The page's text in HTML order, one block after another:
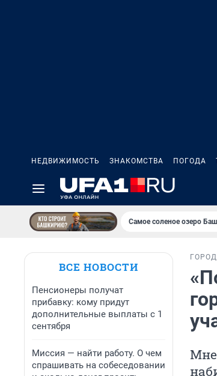
НЕДВИЖИМОСТЬ ЗНАКОМСТВА ПОГОДА
Самое соленое озеро
ВСЕ НОВОСТИ
Пенсионеры получат
прибавку: кому придут
дополнительные выплаты с 1
сентября
Миссия — найти работу. О чем
спрашивать на собеседовании
ГОРОД